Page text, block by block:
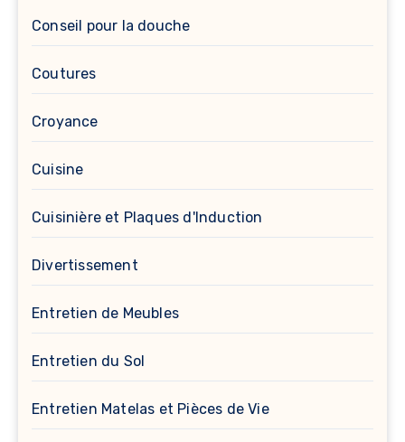
Conseil pour la douche
Coutures
Croyance
Cuisine
Cuisinière et Plaques d'Induction
Divertissement
Entretien de Meubles
Entretien du Sol
Entretien Matelas et Pièces de Vie